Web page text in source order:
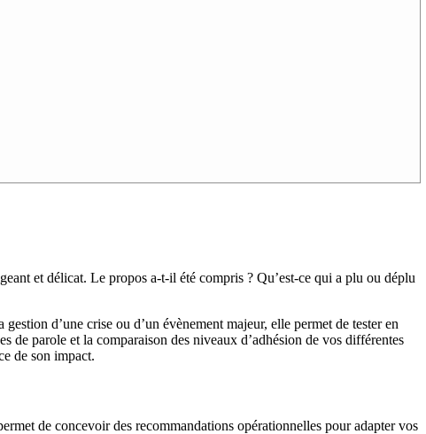
et délicat. Le propos a-t-il été compris ? Qu’est-ce qui a plu ou déplu
d’une crise ou d’un évènement majeur, elle permet de tester en
de parole et la comparaison des niveaux d’adhésion de vos différentes
de son impact.
de concevoir des recommandations opérationnelles pour adapter vos